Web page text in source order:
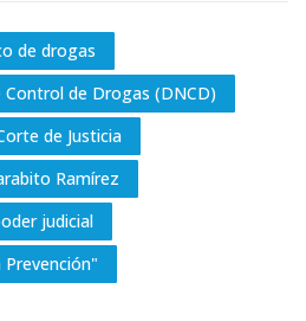
de drogas
Control de Drogas (DNCD)
de Justicia
Ramírez
judicial